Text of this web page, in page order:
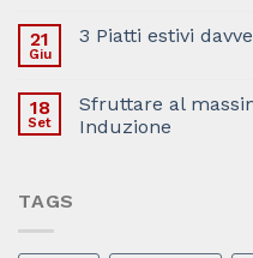
21
Giu
3 Piatti estivi
18
Set
Sfruttare al
Induzione
TAGS